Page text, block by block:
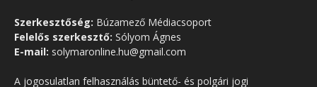
Szerkesztőség: Búzamező Médiacsoport
Felelős szerkesztő: Sólyom Ágnes
E-mail: solymaronline.hu@gmail.com
A jogosulatlan felhasználás büntető- és polgári jogi